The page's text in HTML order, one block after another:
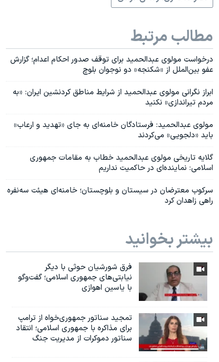
مطالب مرتبط
درخواست مولوی عبدالحمید برای توقف صدور احکام اعدام؛ گزارش
عفو بین‌الملل از «شکنجه» دو نوجوان بلوچ
ابراز نگرانی مولوی عبدالحمید از شرایط مناطق کردنشین ایران: «به
مردم تیراندازی» نکنید
مولوی عبدالحمید: فرستادگان خامنه‌ای به جای «تهدید و ارعاب»
باید «دلجویی» می‌کردند
گلایه تاریخی مولوی عبدالحمید خطاب به مقامات جمهوری
اسلامی: نماینده‌ای در حاکمیت نداریم
سرکوب معترضان در سیستان و بلوچستان؛ خامنه‌ای هیئت سه‌نفره
راهی زاهدان کرد
بیشتر بخوانید
فرق شورشیان حوثی با دیگر
نیابتی‌های جمهوری اسلامی؛ گفت‌وگو
با یاسین اهوازی
تمجید سناتور جمهوری‌خواه از ترامپ
برای مذاکره با جمهوری اسلامی؛ انتقاد
سناتور دموکرات از مدیریت جنگ